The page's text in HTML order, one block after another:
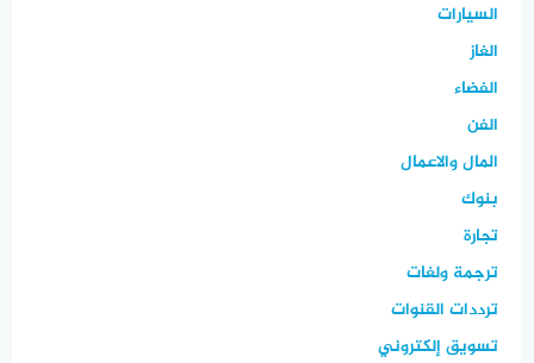
السيارات
الغاز
الفضاء
الفن
المال والاعمال
بنوك
تجارة
ترجمة ولغات
ترددات القنوات
تسويق إلكتروني